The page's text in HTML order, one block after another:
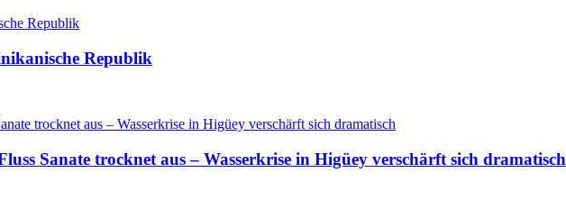
Republik
Sanate trocknet aus – Wasserkrise in Higüey verschärft sich dramatisch